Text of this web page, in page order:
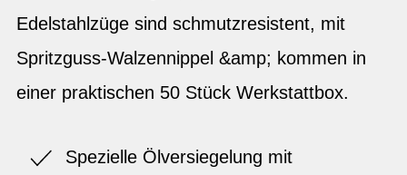
Edelstahlzüge sind schmutzresistent, mit
Spritzguss-Walzennippel &amp; kommen in
einer praktischen 50 Stück Werkstattbox.
Spezielle Ölversiegelung mit